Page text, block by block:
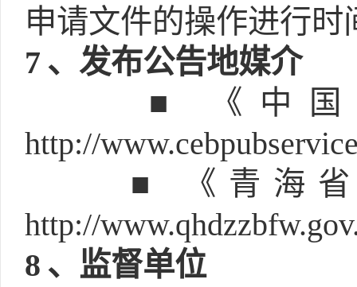
申请文件的操作进行
7 、发布公告地媒介
■ 《中国
http://
■ 《青海
http://
8 、监督单位